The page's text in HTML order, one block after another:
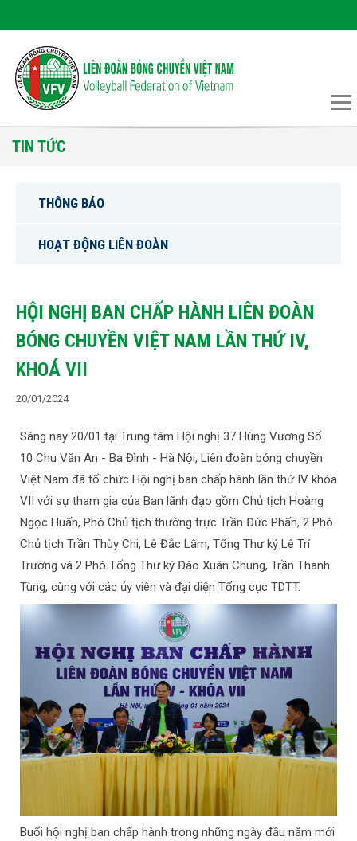
TIN TỨC
THÔNG BÁO
HOẠT ĐỘNG LIÊN ĐOÀN
HỘI NGHỊ BAN CHẤP HÀNH LIÊN ĐOÀN
BÓNG CHUYỀN VIỆT NAM LẦN THỨ IV,
KHOÁ VII
20/01/2024
Sáng nay 20/01 tại Trung tâm Hội nghị 37 Hùng Vương Số
10 Chu Văn An - Ba Đình - Hà Nội, Liên đoàn bóng chuyền
Việt Nam đã tổ chức Hội nghị ban chấp hành lần thứ IV khóa
VII với sự tham gia của Ban lãnh đạo gồm Chủ tịch Hoàng
Ngọc Huấn, Phó Chủ tịch thường trực Trần Đức Phấn, 2 Phó
Chủ tịch Trần Thùy Chi, Lê Đắc Lâm, Tổng Thư ký Lê Trí
Trường và 2 Phó Tổng Thư ký Đào Xuân Chung, Trần Thanh
Tùng, cùng với các ủy viên và đại diện Tổng cục TDTT.
Buổi hội nghị ban chấp hành trong những ngày đầu năm mới